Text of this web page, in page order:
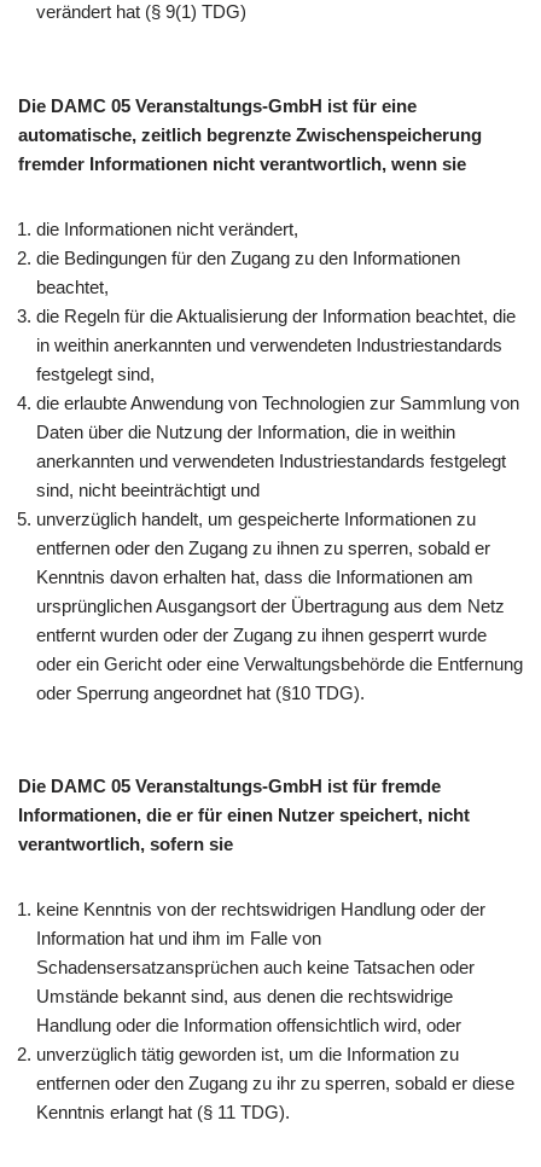
verändert hat (§ 9(1) TDG)
Die DAMC 05 Veranstaltungs-GmbH ist für eine
automatische, zeitlich begrenzte Zwischenspeicherung
fremder Informationen nicht verantwortlich, wenn sie
die Informationen nicht verändert,
die Bedingungen für den Zugang zu den Informationen
beachtet,
die Regeln für die Aktualisierung der Information beachtet, die
in weithin anerkannten und verwendeten Industriestandards
festgelegt sind,
die erlaubte Anwendung von Technologien zur Sammlung von
Daten über die Nutzung der Information, die in weithin
anerkannten und verwendeten Industriestandards festgelegt
sind, nicht beeinträchtigt und
unverzüglich handelt, um gespeicherte Informationen zu
entfernen oder den Zugang zu ihnen zu sperren, sobald er
Kenntnis davon erhalten hat, dass die Informationen am
ursprünglichen Ausgangsort der Übertragung aus dem Netz
entfernt wurden oder der Zugang zu ihnen gesperrt wurde
oder ein Gericht oder eine Verwaltungsbehörde die Entfernung
oder Sperrung angeordnet hat (§10 TDG).
Die DAMC 05 Veranstaltungs-GmbH ist für fremde
Informationen, die er für einen Nutzer speichert, nicht
verantwortlich, sofern sie
keine Kenntnis von der rechtswidrigen Handlung oder der
Information hat und ihm im Falle von
Schadensersatzansprüchen auch keine Tatsachen oder
Umstände bekannt sind, aus denen die rechtswidrige
Handlung oder die Information offensichtlich wird, oder
unverzüglich tätig geworden ist, um die Information zu
entfernen oder den Zugang zu ihr zu sperren, sobald er diese
Kenntnis erlangt hat (§ 11 TDG).